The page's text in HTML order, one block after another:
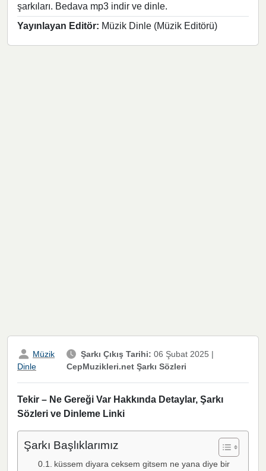
şarkıları. Bedava mp3 indir ve dinle.
Yayınlayan Editör: Müzik Dinle (Müzik Editörü)
Müzik
Dinle
Şarkı Çıkış Tarihi: 06 Şubat 2025 |
CepMuzikleri.net Şarkı Sözleri
Tekir – Ne Gereği Var Hakkında Detaylar, Şarkı
Sözleri ve Dinleme Linki
Şarkı Başlıklarımız
küssem diyara ceksem gitsem ne yana diye bir